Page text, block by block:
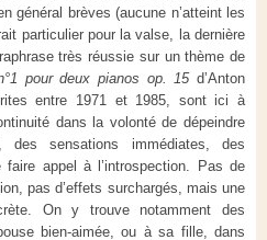
général brèves (aucune n’atteint les
particulier pour la valse, la dernière
très réussie sur un thème de
pour deux pianos op. 15d’Anton
entre 1971 et 1985, sont ici à
dans la volonté de dépeindre
sensations immédiates, des
appel à l’introspection. Pas de
pas d’effets surchargés, mais une
On y trouve notamment des
bien-aimée, ou à sa fille, dans